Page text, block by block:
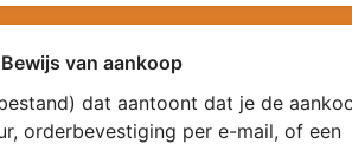
Bewijs van aankoop
dat aantoont dat je de
orderbevestiging per e-mail, of een